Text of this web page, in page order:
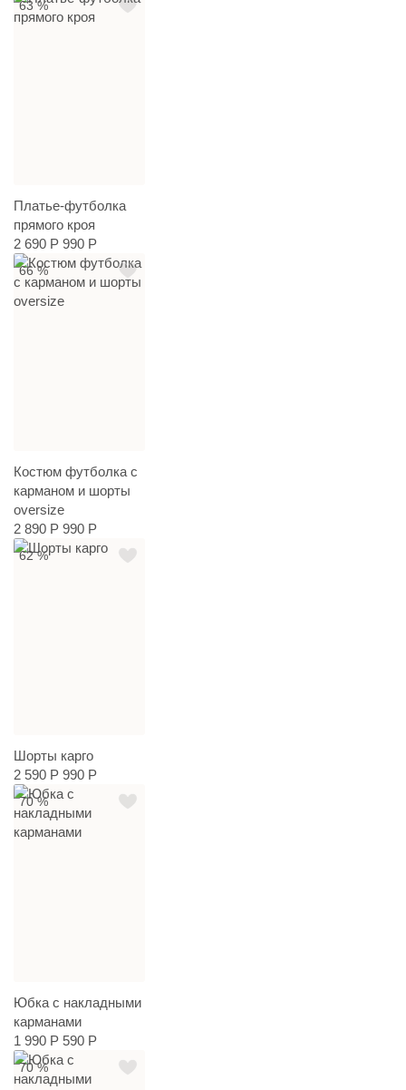
63 %
Платье-футболка
прямого кроя
2 690 Р 990 Р
66 %
Костюм футболка с
карманом и шорты
oversize
2 890 Р 990 Р
62 %
Шорты карго
2 590 Р 990 Р
70 %
Юбка с накладными
карманами
1 990 Р 590 Р
70 %